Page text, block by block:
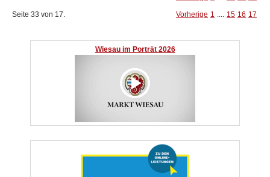
Seite 33 von 17.
Vorherige 1 .... 15 16 17
Wiesau im Porträt 2026